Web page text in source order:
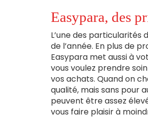
Easypara, des
L’une des
de l’année. En plus de
Easypara met aussi à
vous voulez prendre
vos achats. Quand on
qualité, mais sans pour
peuvent être assez
vous faire plaisir à